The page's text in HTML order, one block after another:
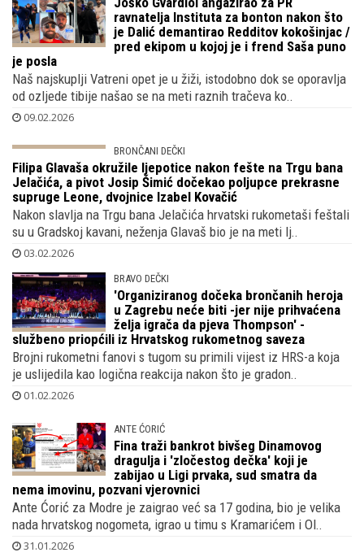
ravnatelja Instituta za bonton nakon što
je Dalić demantirao Redditov kokošinjac /
pred ekipom u kojoj je i frend Saša puno
je posla
Naš najskuplji Vatreni opet je u žiži, istodobno dok se oporavlja
od ozljede tibije našao se na meti raznih tračeva ko..
09.02.2026
BRONČANI DEČKI
Filipa Glavaša okružile ljepotice nakon
fešte na Trgu bana Jelačića, a pivot
Josip Šimić dočekao poljupce prekrasne
supruge Leone, dvojnice Izabel Kovačić
Nakon slavlja na Trgu bana Jelačića hrvatski rukometaši feštali
su u Gradskoj kavani, neženja Glavaš bio je na meti lj..
BRAVO DEČKI
'Organiziranog dočeka brončanih heroja
u Zagrebu neće biti -jer nije prihvaćena
želja igrača da pjeva Thompson' -
službeno priopćili iz Hrvatskog rukometnog saveza
Brojni rukometni fanovi s tugom su primili vijest iz HRS-a koja
je uslijedila kao logična reakcija nakon što je gradon..
ANTE ĆORIĆ
Fina traži bankrot bivšeg Dinamovog
dragulja i 'zločestog dečka' koji je
zabijao u Ligi prvaka, sud smatra da
nema imovinu, pozvani vjerovnici
Ante Ćorić za Modre je zaigrao već sa 17 godina, bio je velika
nada hrvatskog nogometa, igrao u timu s Kramarićem i Ol..